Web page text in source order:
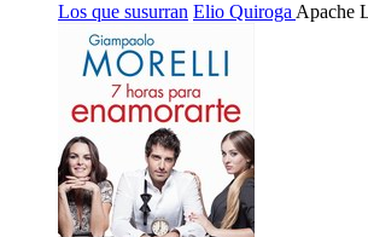
Los que susurran Elio Quiroga Apache